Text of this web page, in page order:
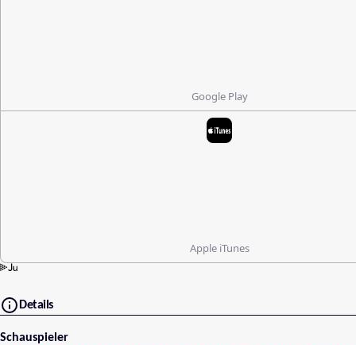
Google Play
Apple iTunes
Details
Schauspieler